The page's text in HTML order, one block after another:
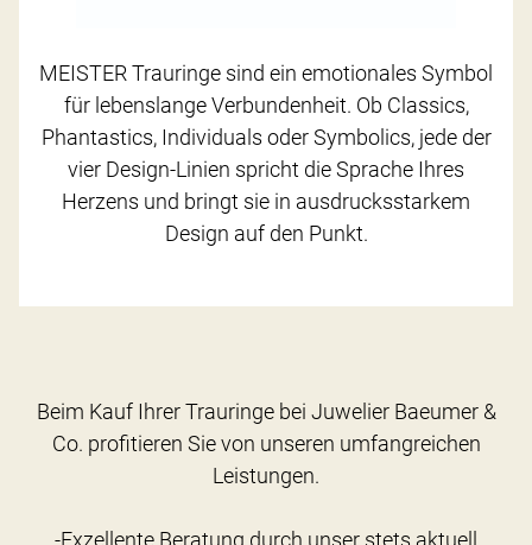
MEISTER Trauringe sind ein emotionales Symbol
für lebenslange Verbundenheit. Ob Classics,
Phantastics, Individuals oder Symbolics, jede der
vier Design-Linien spricht die Sprache Ihres
Herzens und bringt sie in ausdrucksstarkem
Design auf den Punkt.
Beim Kauf Ihrer Trauringe bei Juwelier Baeumer &
Co. profitieren Sie von unseren umfangreichen
Leistungen.
-Exzellente Beratung durch unser stets aktuell